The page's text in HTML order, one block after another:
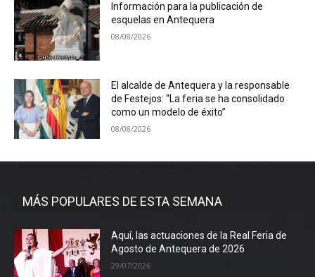
Información para la publicación de
esquelas en Antequera
08/08/2026
El alcalde de Antequera y la responsable
de Festejos: “La feria se ha consolidado
como un modelo de éxito”
08/08/2026
MÁS POPULARES DE ESTA SEMANA
Aquí, las actuaciones de la Real Feria de
Agosto de Antequera de 2026
29/07/2026